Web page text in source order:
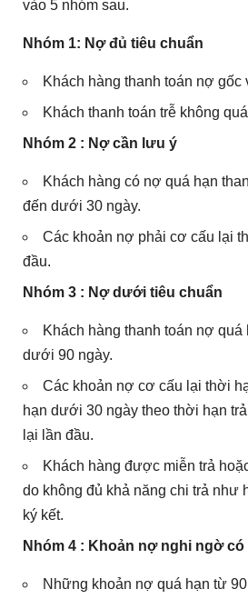
vào 5 nhóm sau.
Nhóm 1: Nợ đủ tiêu chuẩn
Khách hàng thanh toán nợ gốc
Khách thanh toán trễ không
Nhóm 2 : Nợ cần lưu ý
Khách hàng có nợ quá hạn
đến dưới 30 ngày.
Các khoản nợ phải cơ cấu lại
đầu.
Nhóm 3 : Nợ dưới tiêu chuẩn
Khách hàng thanh toán nợ quá
dưới 90 ngày.
Các khoản nợ cơ cấu lại thời
hạn dưới 30 ngày theo thời hạn
lại lần đầu.
Khách hàng được miễn trả
do không đủ khả năng chi trả như
ký kết.
Nhóm 4 : Khoản nợ nghi ngờ có
Những khoản nợ quá hạn từ